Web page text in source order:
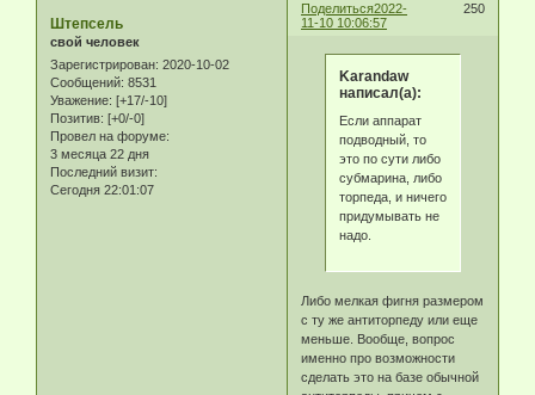
Поделиться 250
2022-
11-10 10:06:57
Штепсель
свой человек
Зарегистрирован: 2020-10-02
Сообщений: 8531
Уважение: [+17/-10]
Позитив: [+0/-0]
Провел на форуме:
3 месяца 22 дня
Последний визит:
Сегодня 22:01:07
Karandaw
написал(а):
Если аппарат
подводный, то
это по сути либо
субмарина, либо
торпеда, и ничего
придумывать не
надо.
Либо мелкая фигня размером
с ту же антиторпеду или еще
меньше. Вообще, вопрос
именно про возможности
сделать это на базе обычной